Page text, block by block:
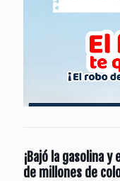
¡Bajó la gasolina
de millones de